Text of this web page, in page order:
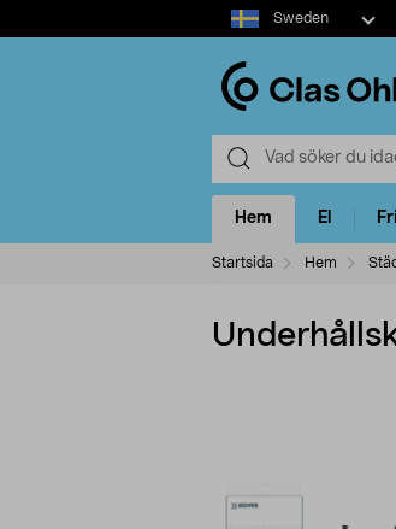
Select
market
Sweden
Hem El
Startsida Hem